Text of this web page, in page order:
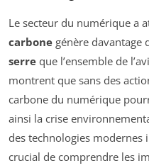
Le secteur du numérique a
carbone génère davantage
serre que l’ensemble de
montrent que sans des
carbone du numérique
ainsi la crise
des technologies modernes
crucial de comprendre les